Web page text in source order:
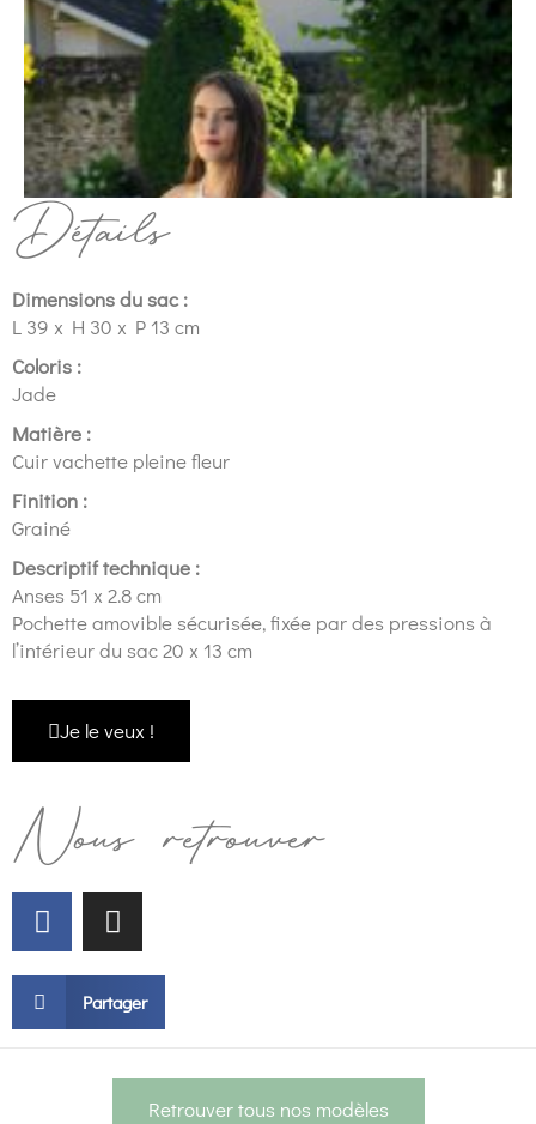
Détails
Dimensions du sac :
L 39 x H 30 x P 13 cm
Coloris :
Jade
Matière :
Cuir vachette pleine fleur
Finition :
Grainé
Descriptif technique :
Anses 51 x 2.8 cm
Pochette amovible sécurisée, fixée par des pressions à
l’intérieur du sac 20 x 13 cm
Je le veux !
Nous retrouver
Partager
Retrouver tous nos modèles